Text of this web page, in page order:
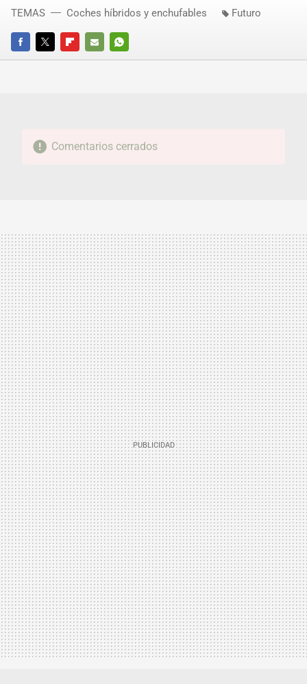
FACEBOOKTWITTERFLIPBOARD
E-
WHATSAPP
TEMAS Coches híbridos y enchufables Futuro
Comentarios cerrados